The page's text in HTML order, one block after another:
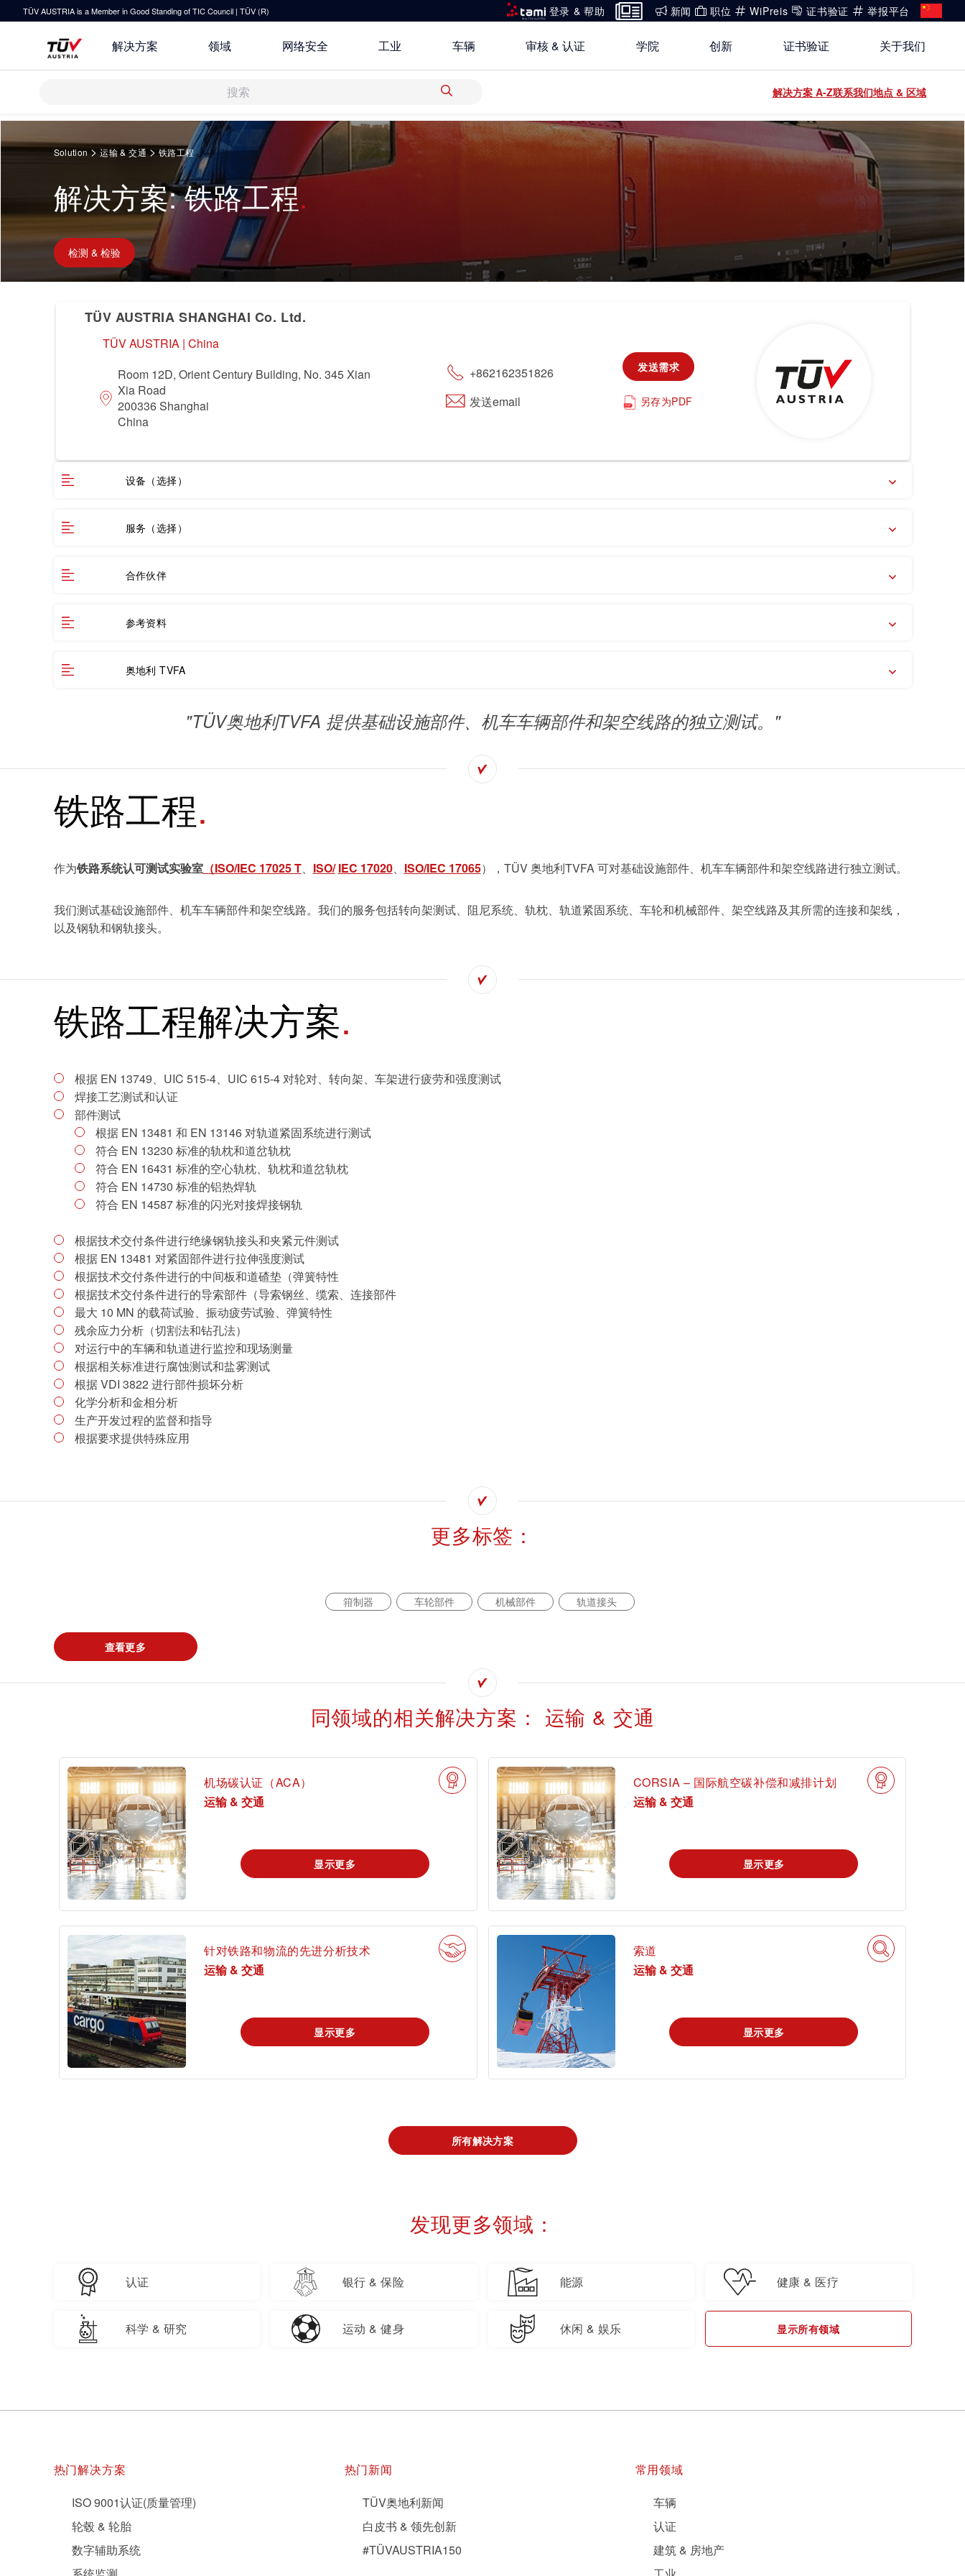
zum
TÜV AUSTRIA is a Member in Good Standing of TIC Council | TÜV (R) 登录 & 帮助 新闻 职位 WiPreis 证书验证 举报平台
登
解决方案
解决方案
检测 & 检验
指导
农业
健康 & 医疗
电子电器
所有解决方案
领域
运输 & 交通
健康 & 医疗 运动 & 健身
休闲 & 娱乐 电子电器 建筑 & 房地产
IT & 安全
贸易 & 商业 可持续发展
网络安全 工业 车辆 审核 & 认证 学院 创新
研发与创新
技术前瞻
证书验证 关于我们
关于TÜV奥地利
健康、安全与环境（HSE）政策
联系我们
原则声明
中国区最高管理层宣言
公开信息
TÜV奥地利企业社会责任 (CSR) 报
解决方案 A-Z联系我们地点 & 区域
Solution >运输 & 交通 >铁路工程
解决方案: 铁路工程
检测 & 检验
TÜV AUSTRIA SHANGHAI Co. Ltd.
TÜV AUSTRIA | China
Room 12D, Orient Century Building, No. 345 Xian
Xia Road
200336 Shanghai
China
+862162351826
发送email
发送需求
另存为PDF
设备（选择）
服务（选择）
合作伙伴
参考资料
奥地利 TVFA
"TÜV奥地利TVFA 提供基础设施部件、机车车辆部件和架空线路的独立测试。"
铁路工程
作为铁路系统认可测试实验室（ISO/IEC 17025 T、 ISO/ IEC 17020、 ISO/IEC 17065），TÜV 奥地利TVFA 可对基础设施部件、机车车辆部件和架空线路进行独立测试。
我们测试基础设施部件、机车车辆部件和架空线路。我们的服务包括转向架测试、阻尼系统、轨枕、轨道紧固系统、车轮和机械部件、架空线路及其所需的连接和架线，
以及钢轨和钢轨接头。
铁路工程解决方案
根据 EN 13749、UIC 515-4、UIC 615-4 对轮对、转向架、车架进行疲劳和强度测试
焊接工艺测试和认证
部件测试
根据 EN 13481 和 EN 13146 对轨道紧固系统进行测试
符合 EN 13230 标准的轨枕和道岔轨枕
符合 EN 16431 标准的空心轨枕、轨枕和道岔轨枕
符合 EN 14730 标准的铝热焊轨
符合 EN 14587 标准的闪光对接焊接钢轨
根据技术交付条件进行绝缘钢轨接头和夹紧元件测试
根据 EN 13481 对紧固部件进行拉伸强度测试
根据技术交付条件进行的中间板和道碴垫（弹簧特性
根据技术交付条件进行的导索部件（导索钢丝、缆索、连接部件
最大 10 MN 的载荷试验、振动疲劳试验、弹簧特性
残余应力分析（切割法和钻孔法）
对运行中的车辆和轨道进行监控和现场测量
根据相关标准进行腐蚀测试和盐雾测试
根据 VDI 3822 进行部件损坏分析
化学分析和金相分析
生产开发过程的监督和指导
根据要求提供特殊应用
更多标签：
箝制器 车轮部件 机械部件 轨道接头
查看更多
同领域的相关解决方案： 运输 & 交通
机场碳认证（ACA）
运输 & 交通
显示更多
CORSIA – 国际航空碳补偿和减排计划
运输 & 交通
显示更多
针对铁路和物流的先进分析技术
运输 & 交通
显示更多
索道
运输 & 交通
显示更多
所有解决方案
发现更多领域：
认证 银行 & 保险 能源 健康 & 医疗
科学 & 研究 运动 & 健身 休闲 & 娱乐 显示所有领域
热门解决方案
ISO 9001认证(质量管理)
轮毂 & 轮胎
数字辅助系统
热门新闻
TÜV奥地利新闻
白皮书 & 领先创新
#TÜVAUSTRIA150
常用领域
车辆
认证
建筑 & 房地产
搜索解决方案
查找TÜV奥地利
工作机会
tami by TÜV
AUSTRIA - 您的